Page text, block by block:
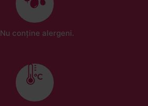
Nu conține alergeni.